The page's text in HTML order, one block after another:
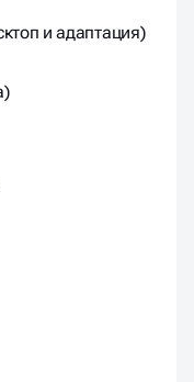
и адаптация)